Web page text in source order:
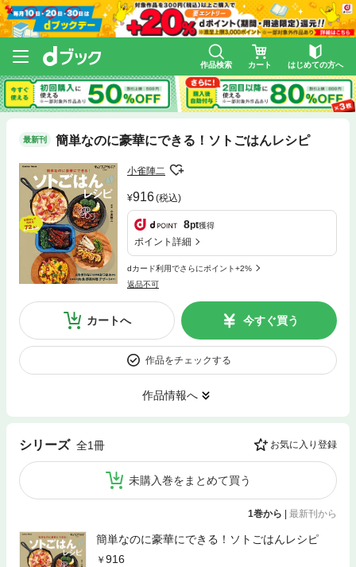
作品検索 カート はじめての方へ
最新刊 簡単なのに豪華にできる！ソトごはんレシピ
小雀陣二
916(税込)
8pt獲得
ポイント詳細
dカード利用でさらにポイント+2%
返品不可
カートへ 今すぐ買う
作品をチェックする
作品情報へ
シリーズ 全1冊 お気に入り登録
未購入巻をまとめて買う
1巻から 最新刊から
簡単なのに豪華にできる！ソトごはんレシピ
916